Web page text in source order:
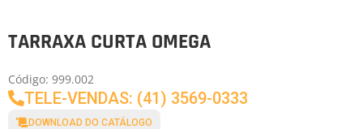
TARRAXA CURTA OMEGA
Código: 999.002
TELE-VENDAS: (41) 3569-0333
DOWNLOAD DO CATÁLOGO